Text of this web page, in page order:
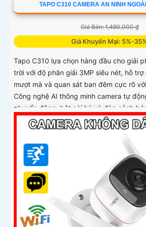
TAPO C310 CAMERA AN NINH
Giá Bán: 1,480,000 ₫
Giá Khuyến Mại: 5%-
Tapo C310 lựa chọn hàng đầu cho giải
trời với độ phân giải 3MP siêu nét, hỗ trợ
mượt mà và quan sát ban đêm cực rõ
Công nghệ AI thông minh camera tự
chuyển động, bật còi hú và đèn cảnh
an toàn tuyệt đối